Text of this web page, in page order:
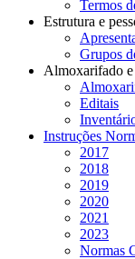
Termos
Estrutura e
Grupos
Almoxarifado
Editais
Instruções
2017
2018
2019
2020
2021
2023
Normas